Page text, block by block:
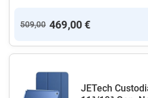
509,00 469,00 €
JETech